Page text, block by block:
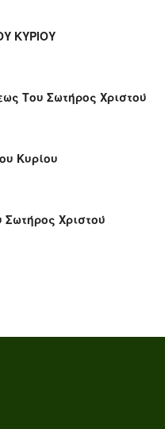
ΚΥΡΙΟΥ
Του Σωτήρος Χριστού
Κυρίου
Χριστού